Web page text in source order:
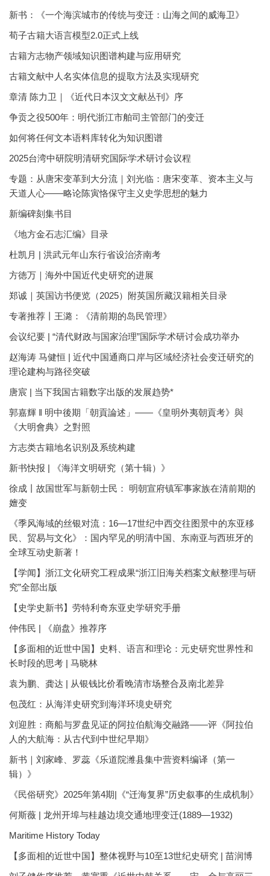
新书：《一个海滨城市的传统与变迁：山海之间的威海卫》
荀子古籍大语言模型2.0正式上线
古籍方志物产领域知识图谱构建与应用研究
古籍文献中人名实体信息的提取方法及实现研究
章清 陈力卫｜《近代日本汉文文献丛刊》序
争贡之役500年：明代浙江市舶司主管部门的变迁
如何将任何文本语料库转化为知识图谱
2025台湾中研院明清研究国际学术研讨会议程
专题：从唐宋变革到大分流｜刘光临：唐宋变革、资本主义与
天道人心——略论陈寅恪保守主义史学思想的魅力
新编碑刻集书目
《地方金石志汇编》目录
杜凯月 | 洪武元年山东行省设治济南考
方徳万｜海外中国近代史研究的进展
郑诚｜英国访书便览（2025）附英国所藏汉籍相关目录
专著推荐丨王潞：《清前期的岛民管理》
会议纪要 | “清代财政与国家治理”国际学术研讨会成功举办
赵海涛 马健恒 | 近代中国通商口岸与区域经济社会变迁研究的
理论建构与路径突破
唐宸 | 当下我国古籍数字出版的发展趋势*
郭嘉輝 ‖ 明中後期「朝貢論述」——《皇明外夷朝貢考》與
《大明會典》之對照
方志类古籍地名识别及系统构建
新书快报 | 《海洋文明研究（第十辑）》
徐成丨故国世军与新朝士民： 明朝宣府镇军事家族在清前期的
嬗变
《季风海域的丝银对流：16—17世纪中西交往图景中的东亚移
民、贸易与文化》：国内罕见的明清中国、东南亚与西班牙的
全球互动史新著！
【学闻】浙江文化研究工程成果“浙江旧海关档案文献整理与研
究”全部出版
【史学史新书】劳特利奇东亚史学研究手册
仲伟民 | 《崩盘》推荐序
【多面相的近世中国】史料、语言和理论：元史研究世界性和
长时段的思考 | 马晓林
袁为鹏、龚达 | 从银钱比价看晚清市场整合及南北差异
包茂红：从海洋史研究到海洋环境史研究
刘迎胜：商船与罗盘见证的阿拉伯航海交融路——评《阿拉伯
人的大航海：从古代到中世纪早期》
新书｜刘家峰、罗蕊《乐道院潍县集中营资料编译（第一
辑）》
《民俗研究》2025年第4期|《“迁海复界”历史叙事的生成机制》
何斯薇 | 龙州开埠与桂越边境交通地理变迁(1889—1932)
Maritime History Today
【多面相的近世中国】整体视野与10至13世纪史研究 | 苗润博